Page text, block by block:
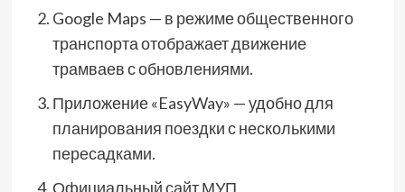
Google Maps — в режиме общественного
транспорта отображает движение
трамваев с обновлениями.
Приложение «EasyWay» — удобно для
планирования поездки с несколькими
пересадками.
Официальный сайт МУП